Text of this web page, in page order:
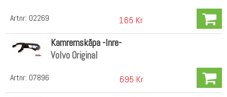
Artnr: 02269 165 Kr
Artnr: 07896
Kamremskåpa -Inre-
Volvo Original
695 Kr